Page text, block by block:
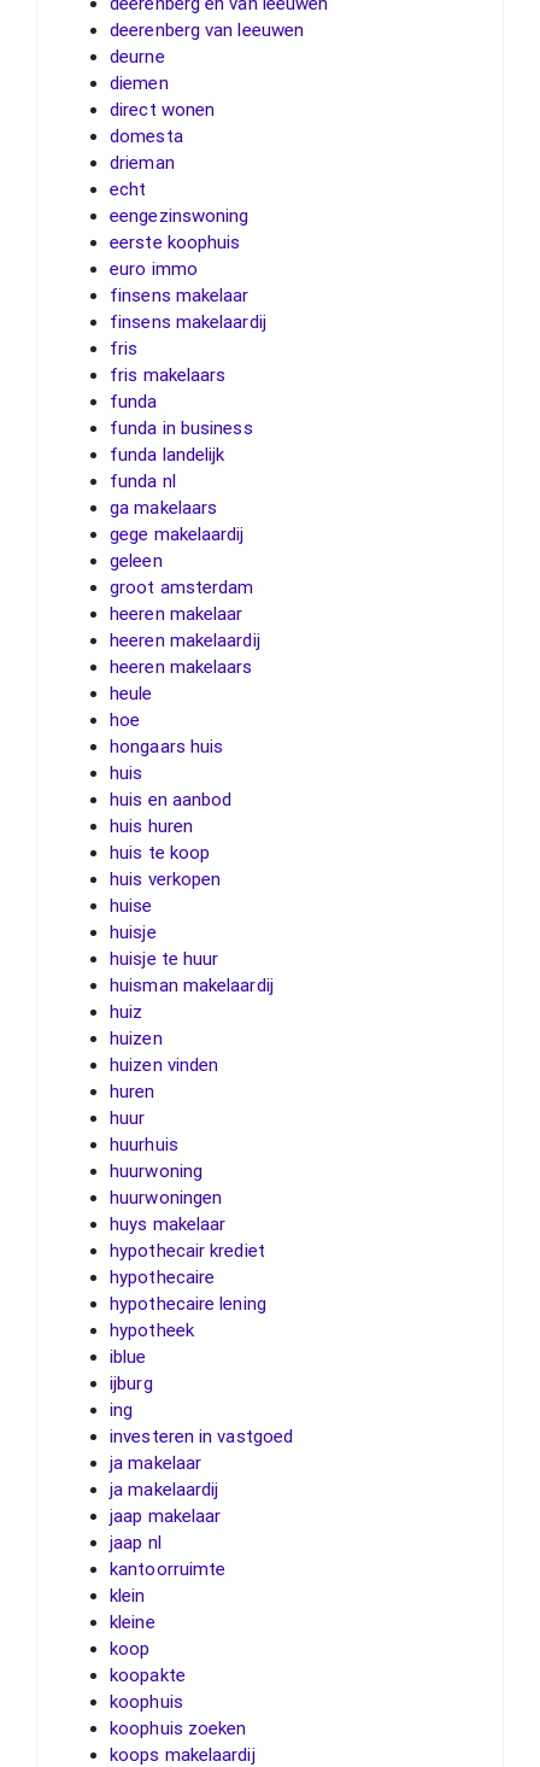
deerenberg van leeuwen
deurne
diemen
direct wonen
domesta
drieman
echt
eengezinswoning
eerste koophuis
euro immo
finsens makelaar
finsens makelaardij
fris
fris makelaars
funda
funda in business
funda landelijk
funda nl
ga makelaars
gege makelaardij
geleen
groot amsterdam
heeren makelaar
heeren makelaardij
heeren makelaars
heule
hoe
hongaars huis
huis
huis en aanbod
huis huren
huis te koop
huis verkopen
huise
huisje
huisje te huur
huisman makelaardij
huiz
huizen
huizen vinden
huren
huur
huurhuis
huurwoning
huurwoningen
huys makelaar
hypothecair krediet
hypothecaire
hypothecaire lening
hypotheek
iblue
ijburg
ing
investeren in vastgoed
ja makelaar
ja makelaardij
jaap makelaar
jaap nl
kantoorruimte
klein
kleine
koop
koopakte
koophuis
koophuis zoeken
koops makelaardij